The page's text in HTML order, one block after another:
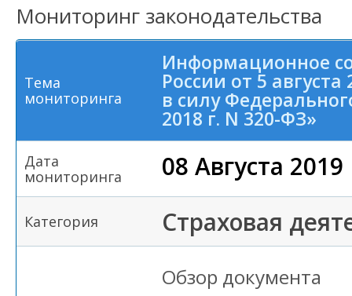
Мониторинг законодательства
Тема
мониторинга
Информационное
России от 5
в силу
2018 г. N 320-ФЗ»
Дата
мониторинга
08 Августа 2019
Категория Страховая
Обзор документа